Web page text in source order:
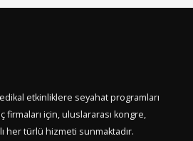
etkinliklere seyahat programları
firmaları için, uluslararası kongre,
her türlü hizmeti sunmaktadır.